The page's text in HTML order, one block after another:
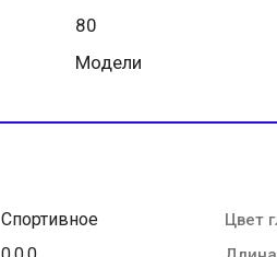
80
Модели
Спортивное Цвет